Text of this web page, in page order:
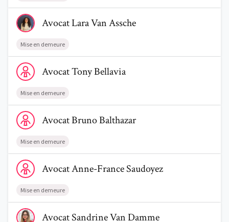
Voir le profil de AvocatLara Van Assche
AvocatLaraVan Assche
Mise en demeure
Voir le profil de AvocatTony Bellavia
AvocatTonyBellavia
Mise en demeure
Voir le profil de AvocatBruno Balthazar
AvocatBrunoBalthazar
Mise en demeure
Voir le profil de AvocatAnne-France Saudoyez
AvocatAnne-FranceSaudoyez
Mise en demeure
Voir le profil de AvocatSandrine Van Damme
AvocatSandrineVan Damme